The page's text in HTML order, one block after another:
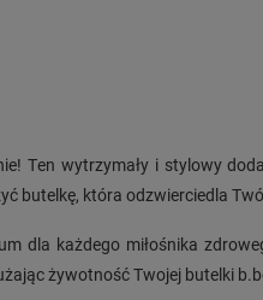
Ten wytrzymały i stylowy
butelkę, która odzwierciedla
dla każdego miłośnika
żywotność Twojej butelki